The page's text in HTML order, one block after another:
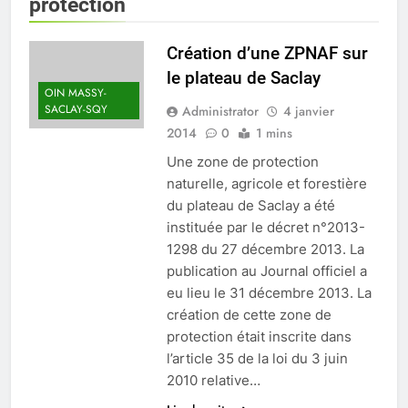
Chevreuse
OIN MASSY-
SACLAY-SQY
Création d’une ZPNAF sur
le plateau de Saclay
Administrator
4 janvier
2014
0 1 mins
Une zone de protection
naturelle, agricole et forestière
du plateau de Saclay a été
instituée par le décret n°2013-
1298 du 27 décembre 2013. La
publication au Journal officiel a
eu lieu le 31 décembre 2013. La
création de cette zone de
protection était inscrite dans
l’article 35 de la loi du 3 juin
2010 relative…